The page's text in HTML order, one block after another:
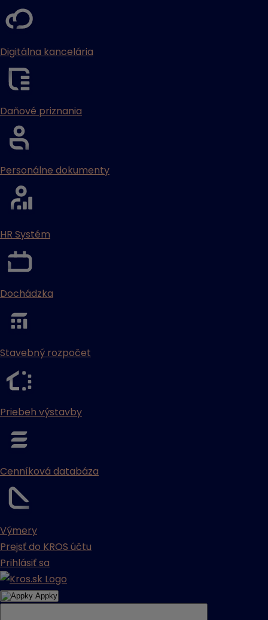
Digitálna kancelária
Daňové priznania
Personálne dokumenty
HR Systém
Dochádzka
Stavebný rozpočet
Priebeh výstavby
Cenníková databáza
Výmery
Prejsť do KROS účtu
Prihlásiť sa
Appky